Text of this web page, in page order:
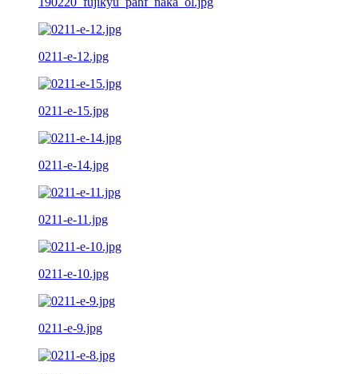
0211-e-12.jpg
0211-e-15.jpg
0211-e-14.jpg
0211-e-11.jpg
0211-e-10.jpg
0211-e-9.jpg